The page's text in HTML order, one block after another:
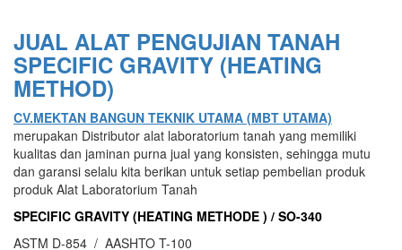
JUAL ALAT PENGUJIAN TANAH
SPECIFIC GRAVITY (HEATING
METHOD)
CV.MEKTAN BANGUN TEKNIK UTAMA (MBT UTAMA)
merupakan Distributor alat laboratorium tanah yang memiliki
kualitas dan jaminan purna jual yang konsisten, sehingga mutu
dan garansi selalu kita berikan untuk setiap pembelian produk
produk Alat Laboratorium Tanah
SPECIFIC GRAVITY (HEATING METHODE ) / SO-340
ASTM D-854 / AASHTO T-100